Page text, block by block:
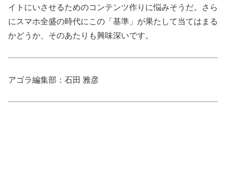
イトにいさせるためのコンテンツ作りに悩みそうだ。さら
にスマホ全盛の時代にこの「基準」が果たして当てはまる
かどうか、そのあたりも興味深いです。
アゴラ編集部：石田 雅彦